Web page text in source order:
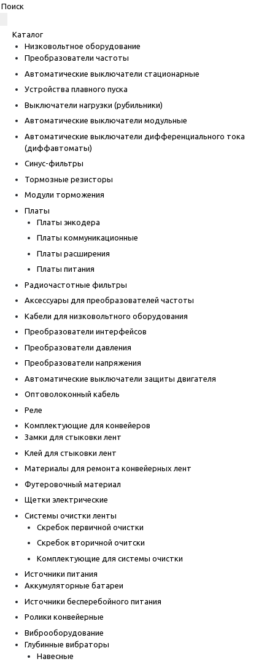
Каталог
Низковольтное оборудование
Преобразователи частоты
Автоматические выключатели стационарные
Устройства плавного пуска
Выключатели нагрузки (рубильники)
Автоматические выключатели модульные
Автоматические выключатели дифференциального тока
(диффавтоматы)
Синус-фильтры
Тормозные резисторы
Модули торможения
Платы
Платы энкодера
Платы коммуникационные
Платы расширения
Платы питания
Радиочастотные фильтры
Аксессуары для преобразователей частоты
Кабели для низковольтного оборудования
Преобразователи интерфейсов
Преобразователи давления
Преобразователи напряжения
Автоматические выключатели защиты двигателя
Оптоволоконный кабель
Реле
Комплектующие для конвейеров
Замки для стыковки лент
Клей для стыковки лент
Материалы для ремонта конвейерных лент
Футеровочный материал
Щетки электрические
Системы очистки ленты
Скребок первичной очистки
Скребок вторичной очитски
Комплектующие для системы очистки
Источники питания
Аккумуляторные батареи
Источники бесперебойного питания
Ролики конвейерные
Виброоборудование
Глубинные вибраторы
Навесные